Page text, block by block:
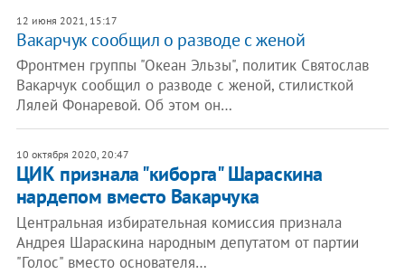
12 июня 2021, 15:17
Вакарчук сообщил о разводе с женой
Фронтмен группы "Океан Эльзы", политик Святослав
Вакарчук сообщил о разводе с женой, стилисткой
Лялей Фонаревой. Об этом он…
10 октября 2020, 20:47
ЦИК признала "киборга" Шараскина
нардепом вместо Вакарчука
Центральная избирательная комиссия признала
Андрея Шараскина народным депутатом от партии
"Голос" вместо основателя…